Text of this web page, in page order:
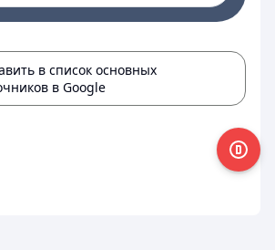
в список основных
в Google